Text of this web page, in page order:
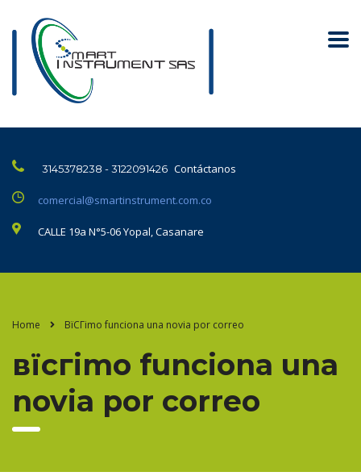
3145378238 - 3122091426 Contáctanos
comercial@smartinstrument.com.co
CALLE 19a N°5-06 Yopal, Casanare
Home ВїCГіmo funciona una novia por correo
вїcгіmo funciona una
novia por correo